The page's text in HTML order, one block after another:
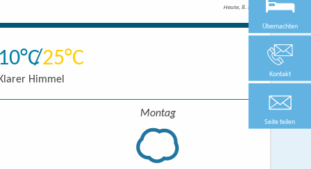
Heute, 8. 8.
25
Himmel
Montag
Übernachten
Kontakt
Seite teilen